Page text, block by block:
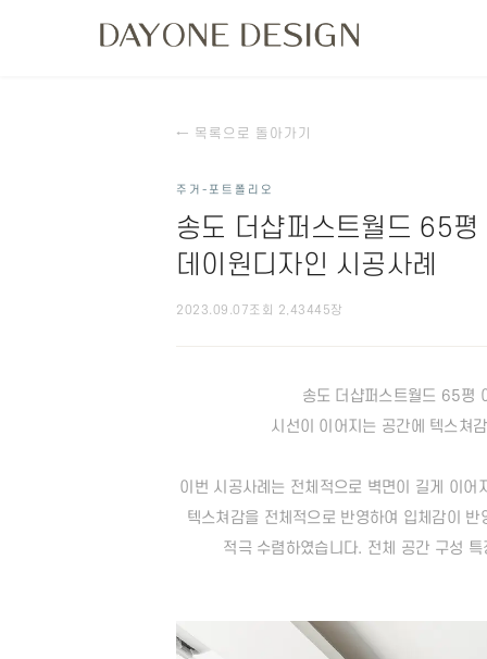
← 목록으로 돌아가기
주거-포트폴리오
송도 더샵퍼스트월드 65
데이원디자인 시공사례
2023.09.07조회 2,43445장
송도 더샵퍼스트월드 65평
시선이 이어지는 공간에 텍스쳐
이번 시공사례는 전체적으로 벽면이 길게 이
텍스쳐감을 전체적으로 반영하여 입체감이
적극 수렴하였습니다. 전체 공간 구성